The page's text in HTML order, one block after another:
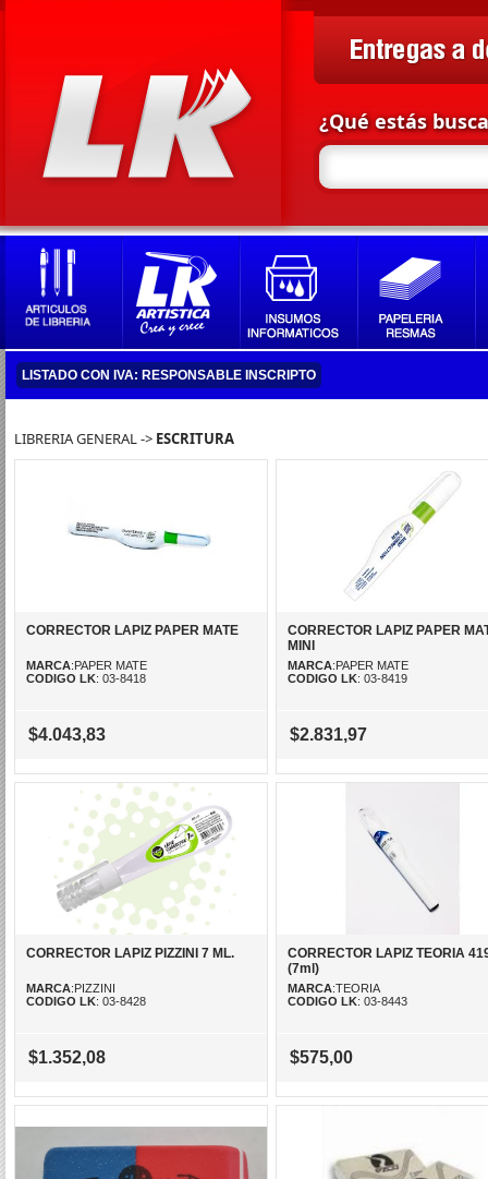
¿Qué estás
LISTADO CON IVA: RESPONSABLE INSCRIPTO
LIBRERIA GENERAL -> ESCRITURA
CORRECTOR LAPIZ PAPER MATE
MARCA:PAPER MATE
CODIGO LK: 03-8418
$4.043,83
CORRECTOR LAPIZ PAPER
MINI
MARCA:PAPER MATE
CODIGO LK: 03-8419
$2.831,97
CORRECTOR LAPIZ PIZZINI 7 ML.
MARCA:PIZZINI
CODIGO LK: 03-8428
$1.352,08
CORRECTOR LAPIZ TEORIA
(7ml)
MARCA:TEORIA
CODIGO LK: 03-8443
$575,00